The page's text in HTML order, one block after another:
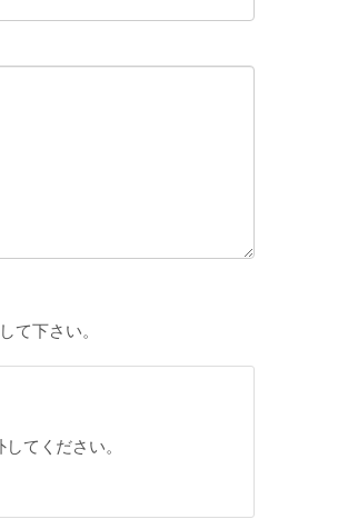
て下さい。
てください。